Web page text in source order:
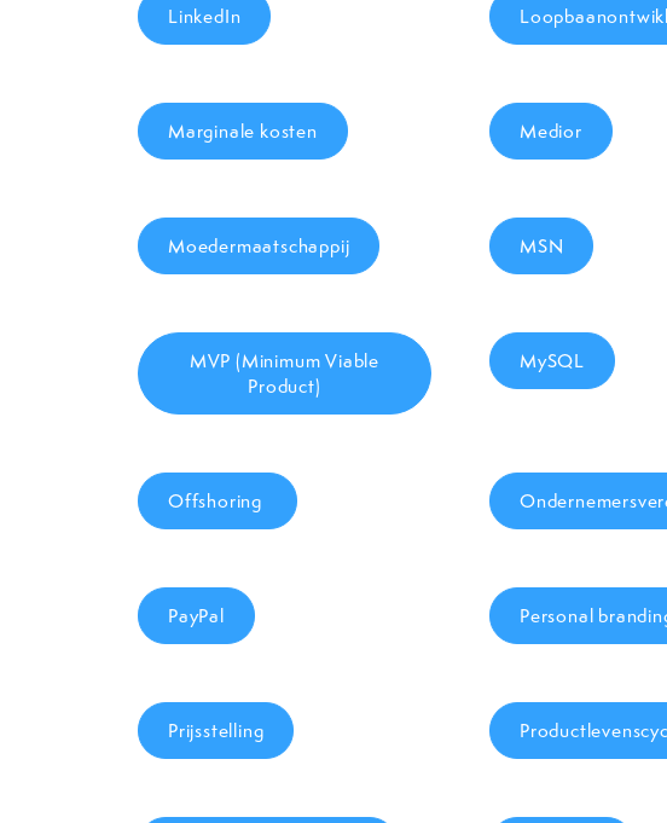
LinkedIn
Marginale kosten Medior
Moedermaatschappij MSN
MVP (Minimum Viable
Product)
MySQL
Offshoring
PayPal Personal
Prijsstelling